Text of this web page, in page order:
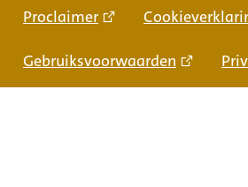
Proclaimer
Gebruiksvoorwaarden